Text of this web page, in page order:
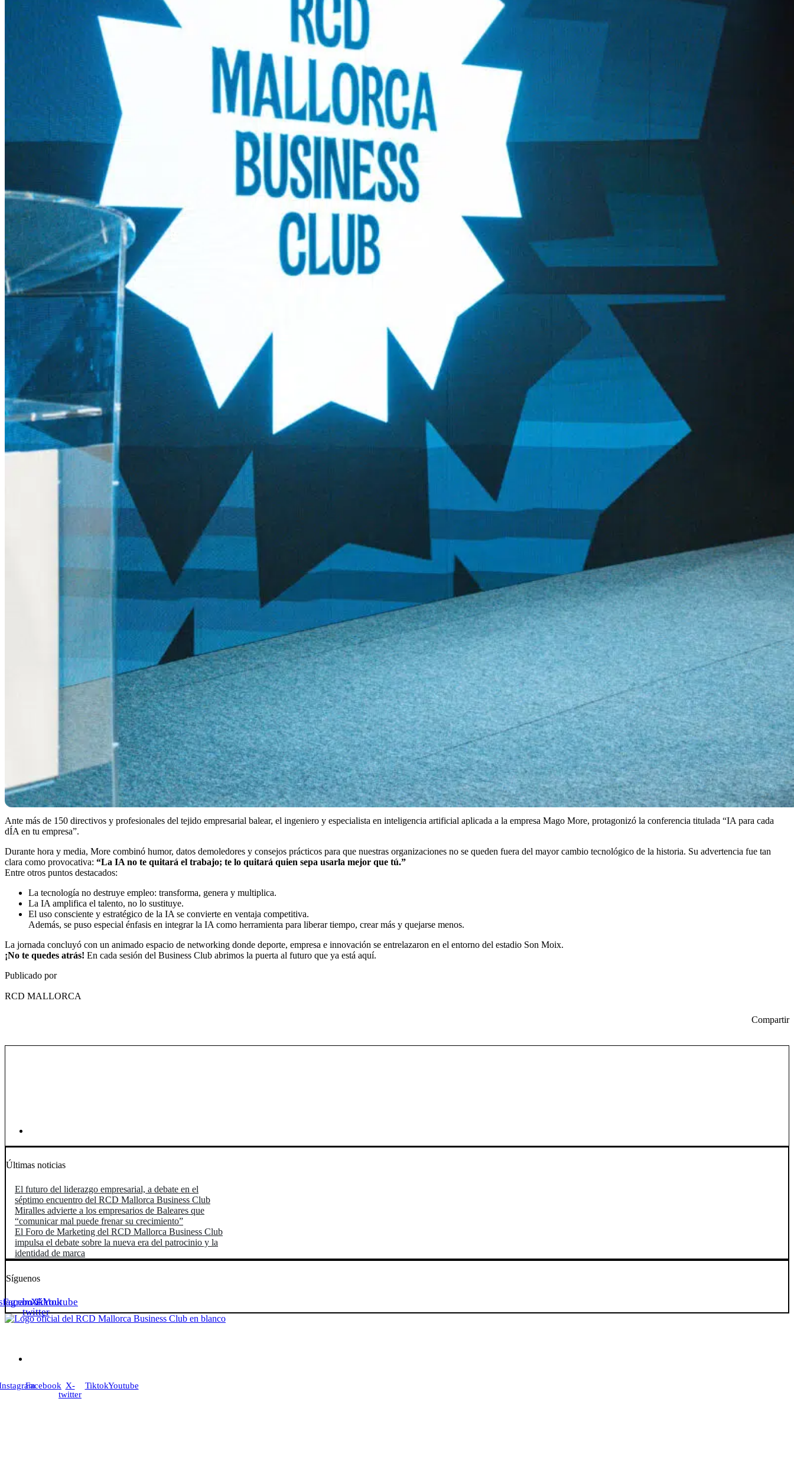
Ante más de 150 directivos y profesionales del tejido empresarial balear, el ingeniero y especialista en inteligencia artificial aplicada a la empresa Mago More, protagonizó la conferencia titulada “IA para cada
dÍA en tu empresa”.
Durante hora y media, More combinó humor, datos demoledores y consejos prácticos para que nuestras organizaciones no se queden fuera del mayor cambio tecnológico de la historia. Su advertencia fue tan
clara como provocativa: “La IA no te quitará el trabajo; te lo quitará quien sepa usarla mejor que tú.”
Entre otros puntos destacados:
La tecnología no destruye empleo: transforma, genera y multiplica.
La IA amplifica el talento, no lo sustituye.
El uso consciente y estratégico de la IA se convierte en ventaja competitiva.
Además, se puso especial énfasis en integrar la IA como herramienta para liberar tiempo, crear más y quejarse menos.
La jornada concluyó con un animado espacio de networking donde deporte, empresa e innovación se entrelazaron en el entorno del estadio Son Moix.
¡No te quedes atrás! En cada sesión del Business Club abrimos la puerta al futuro que ya está aquí.
Publicado por
RCD MALLORCA
Compartir
Últimas noticias
El futuro del liderazgo empresarial, a debate en el
séptimo encuentro del RCD Mallorca Business Club
Miralles advierte a los empresarios de Baleares que
“comunicar mal puede frenar su crecimiento”
El Foro de Marketing del RCD Mallorca Business Club
impulsa el debate sobre la nueva era del patrocinio y la
identidad de marca
Síguenos
Facebook
X-
twitter
Tiktok
Youtube
Facebook X-
twitter
TiktokYoutube